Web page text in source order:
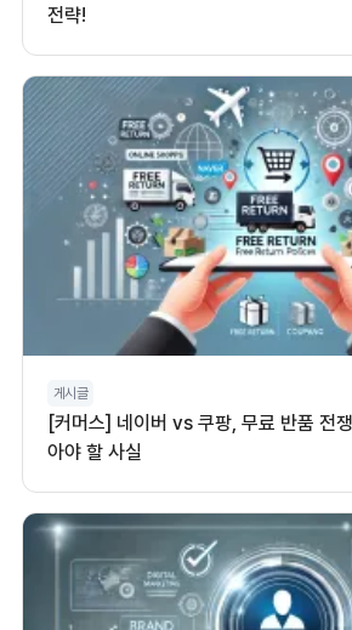
전략!
게시글
[커머스] 네이버 vs 쿠팡, 무료 반품 전
아야 할 사실